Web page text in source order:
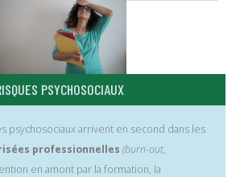
PSYCHOSOCIAUX
psychosociaux arrivent en second dans les
professionnelles (burn-out,
en amont par la formation, la